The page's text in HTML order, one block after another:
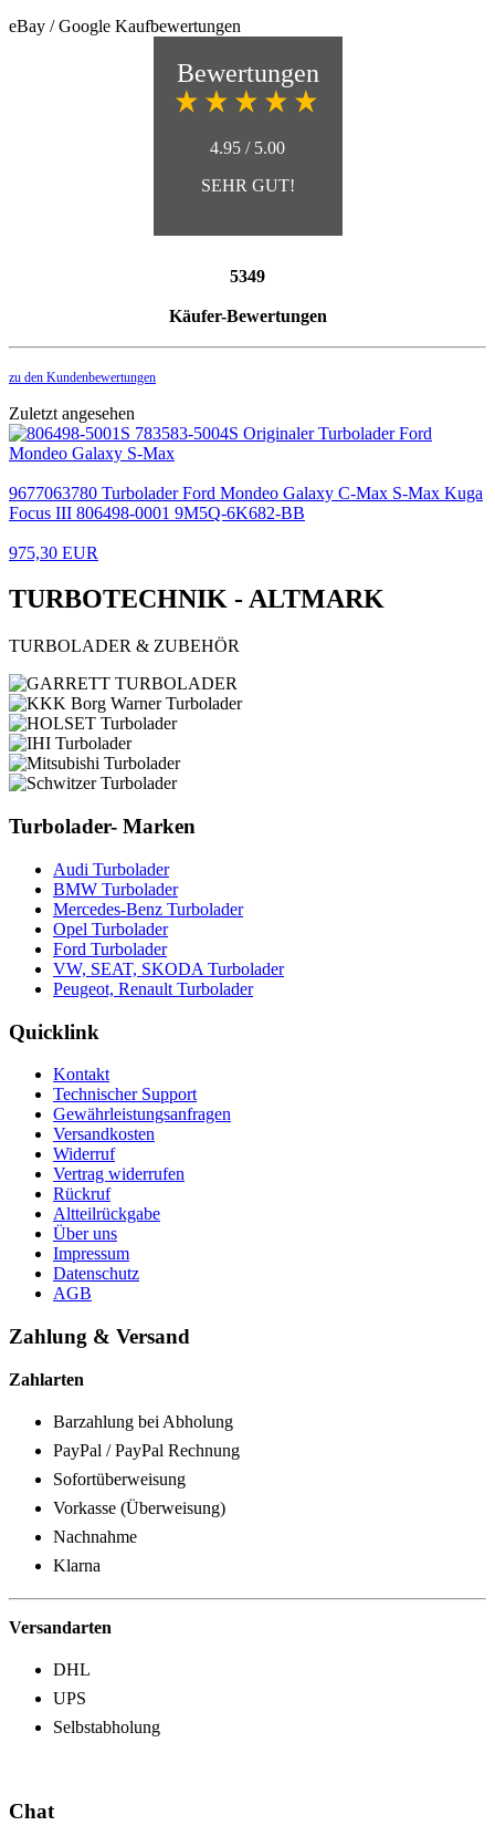
eBay / Google Kaufbewertungen
Bewertungen
4.95 / 5.00
SEHR GUT!
5349
Käufer-Bewertungen
zu den Kundenbewertungen
Zuletzt angesehen
9677063780 Turbolader Ford Mondeo Galaxy C-Max S-Max Kuga
Focus III 806498-0001 9M5Q-6K682-BB
975,30 EUR
TURBOTECHNIK - ALTMARK
TURBOLADER & ZUBEHÖR
Turbolader- Marken
Audi Turbolader
BMW Turbolader
Mercedes-Benz Turbolader
Opel Turbolader
Ford Turbolader
VW, SEAT, SKODA Turbolader
Peugeot, Renault Turbolader
Quicklink
Kontakt
Technischer Support
Gewährleistungsanfragen
Versandkosten
Widerruf
Vertrag widerrufen
Rückruf
Altteilrückgabe
Über uns
Impressum
Datenschutz
AGB
Zahlung & Versand
Zahlarten
Barzahlung bei Abholung
PayPal / PayPal Rechnung
Sofortüberweisung
Vorkasse (Überweisung)
Nachnahme
Klarna
Versandarten
DHL
UPS
Selbstabholung
Chat